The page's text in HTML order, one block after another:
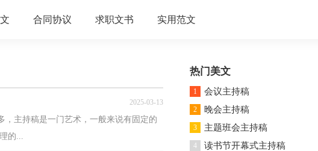
合同协议 求职文书 实用范文
2025-03-13
，主持稿是一门艺术，一般来说有固定的
的...
热门美文
1 会议主持稿
2 晚会主持稿
3 主题班会主持稿
4 读书节开幕式主持稿